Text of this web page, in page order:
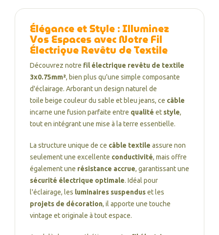
Élégance et Style : Illuminez
Vos Espaces avec Notre Fil
Électrique Revêtu de Textile
Découvrez notre fil électrique revêtu de textile
3x0.75mm², bien plus qu'une simple composante
d'éclairage. Arborant un design naturel de
toile beige couleur du sable et bleu jeans, ce câble
incarne une fusion parfaite entre qualité et style,
tout en intégrant une mise à la terre essentielle.
La structure unique de ce câble textile assure non
seulement une excellente conductivité, mais offre
également une résistance accrue, garantissant une
sécurité électrique optimale. Idéal pour
l'éclairage, les luminaires suspenduset les
projets de décoration, il apporte une touche
vintage et originale à tout espace.